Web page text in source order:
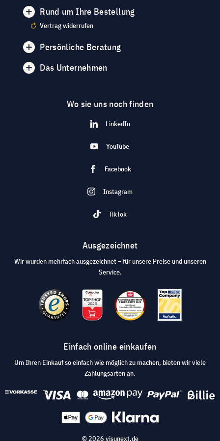
Rund um Ihre Bestellung
Vertrag widerrufen
Persönliche Beratung
Das Unternehmen
Wo sie uns noch finden
LinkedIn
YouTube
Facebook
Instagram
TikTok
Ausgezeichnet
Wir wurden mehrfach ausgezeichnet – für unsere Preise und unseren
Service.
Einfach online einkaufen
Um Ihren Einkauf so einfach wie möglich zu machen, bieten wir viele
Zahlungsarten an.
© 2026 visunext.de